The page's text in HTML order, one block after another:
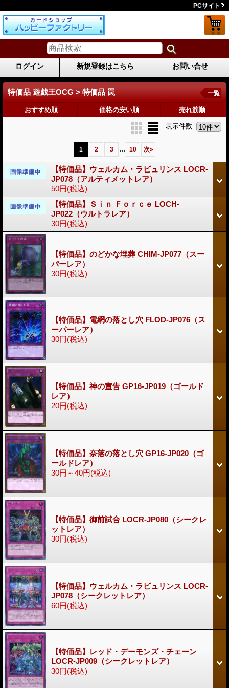
PCサイト
ログイン 新規登録はこちら お問い合せ
特価品 遊戯王OCG > 特価品 罠 一覧
おすすめ順 価格の安い順 売れ筋順
表示件数:
1 2 3 ... 10 次»
【特価品】ウェルカム・ラビュリンス LOCR-
JP078（アルティメットレア）
50円(税込)
【特価品】Ｓｉｎ Ｆｏｒｃｅ LOCH-
JP022（ウルトラレア）
30円(税込)
【特価品】のどかな埋葬 CHIM-JP077（スー
パーレア）
30円(税込)
【特価品】電網の落とし穴 FLOD-JP076（ス
ーパーレア）
30円(税込)
【特価品】神の宣告 GP16-JP019（ゴールド
レア）
20円(税込)
【特価品】奈落の落とし穴 GP16-JP020（ゴ
ールドレア）
30円～40円(税込)
【特価品】御前試合 LOCR-JP080（シークレ
ットレア）
30円(税込)
【特価品】ウェルカム・ラビュリンス LOCR-
JP078（シークレットレア）
60円(税込)
【特価品】レッド・デーモンズ・チェーン
LOCR-JP009（シークレットレア）
30円(税込)